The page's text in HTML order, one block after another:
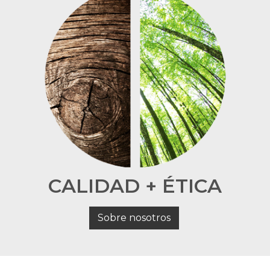
CALIDAD + ÉTICA
Sobre nosotros